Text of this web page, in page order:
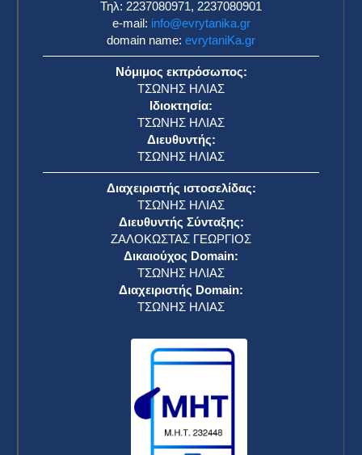
Τηλ: 2237080971, 2237080901
e-mail: info@evrytanika.gr
domain name: evrytaniKa.gr
Νόμιμος εκπρόσωπος:
ΤΣΩΝΗΣ ΗΛΙΑΣ
Ιδιοκτησία:
ΤΣΩΝΗΣ ΗΛΙΑΣ
Διευθυντής:
ΤΣΩΝΗΣ ΗΛΙΑΣ
Διαχειριστής ιστοσελίδας:
ΤΣΩΝΗΣ ΗΛΙΑΣ
Διευθυντής Σύνταξης:
ΖΑΛΟΚΩΣΤΑΣ ΓΕΩΡΓΙΟΣ
Δικαιούχος Domain:
ΤΣΩΝΗΣ ΗΛΙΑΣ
Διαχειριστής Domain:
ΤΣΩΝΗΣ ΗΛΙΑΣ